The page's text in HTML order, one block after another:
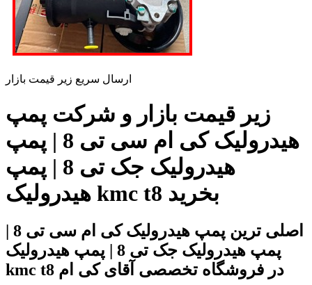
ارسال سریع زیر قیمت بازار
زیر قیمت بازار و شرکت پمپ
هیدرولیک کی ام سی تی 8 | پمپ
هیدرولیک جک تی 8 | پمپ
هیدرولیک kmc t8 بخرید
پمپ هیدرولیک جک تی 8 | پمپ هیدرولیک
kmc t8 در فروشگاه تخصصی آقای کی ام